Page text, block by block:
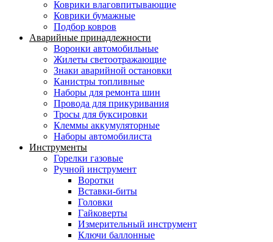
Коврики влаговпитывающие
Коврики бумажные
Подбор ковров
Аварийные принадлежности
Воронки автомобильные
Жилеты светоотражающие
Знаки аварийной остановки
Канистры топливные
Наборы для ремонта шин
Провода для прикуривания
Тросы для буксировки
Клеммы аккумуляторные
Наборы автомобилиста
Инструменты
Горелки газовые
Ручной инструмент
Воротки
Вставки-биты
Головки
Гайковерты
Измерительный инструмент
Ключи баллонные